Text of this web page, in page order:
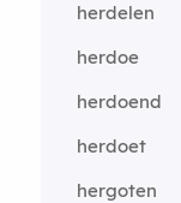
herdelen
herdoe
herdoend
herdoet
hergoten